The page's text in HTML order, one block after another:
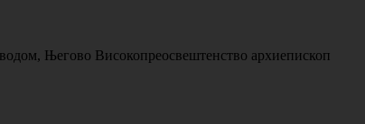
Његово Високопреосвештенство архиепископ